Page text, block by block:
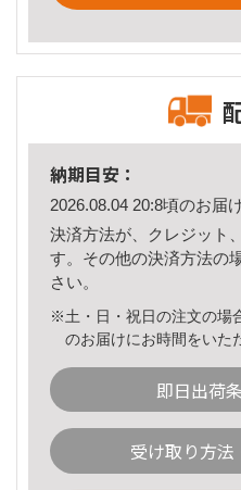
納期目安：
2026.08.04 20:8頃のお届
決済方法が、クレジット
す。その他の決済方法の
さい。
※土・日・祝日の注文の場
のお届けにお時間をいた
即日出荷
受け取り方法